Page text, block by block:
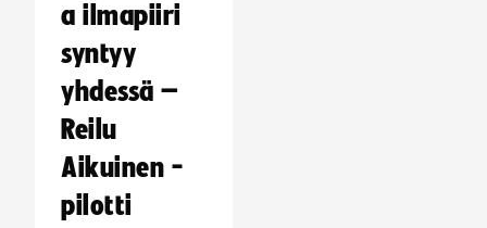
a ilmapiiri
syntyy
yhdessä –
Reilu
Aikuinen -
pilotti